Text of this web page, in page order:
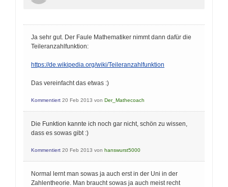
Ja sehr gut. Der Faule Mathematiker nimmt dann dafür die
Teileranzahlfunktion:
https://de.wikipedia.org/wiki/Teileranzahlfunktion
Das vereinfacht das etwas :)
Kommentiert 20 Feb 2013 von Der_Mathecoach
Die Funktion kannte ich noch gar nicht, schön zu wissen,
dass es sowas gibt :)
Kommentiert 20 Feb 2013 von hanswurst5000
Normal lernt man sowas ja auch erst in der Uni in der
Zahlentheorie. Man braucht sowas ja auch meist recht